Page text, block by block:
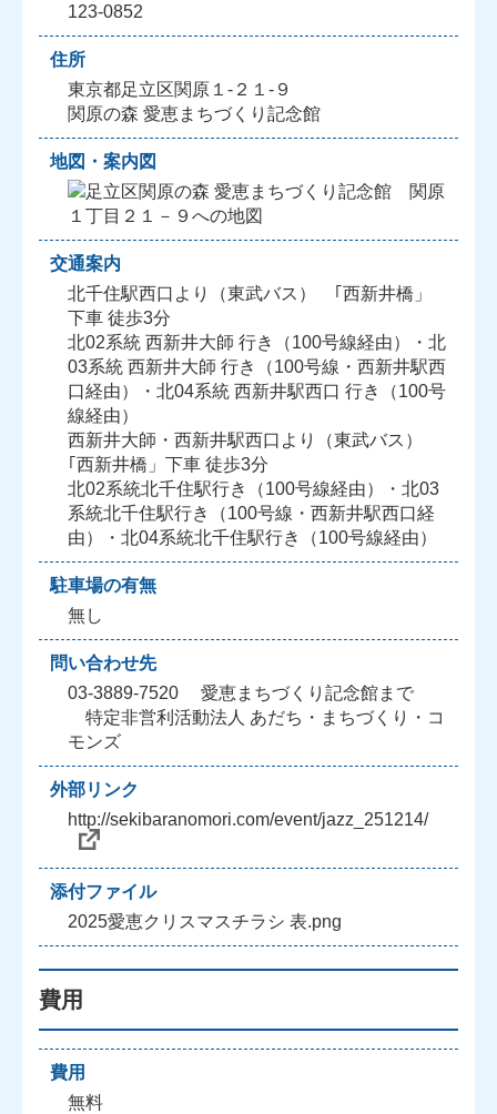
123-0852
住所
東京都足立区関原１-２１-９
関原の森 愛恵まちづくり記念館
地図・案内図
交通案内
北千住駅西口より（東武バス） ｢西新井橋」
下車 徒歩3分
北02系統 西新井大師 行き（100号線経由）・北
03系統 西新井大師 行き（100号線・西新井駅西
口経由）・北04系統 西新井駅西口 行き（100号
線経由）
西新井大師・西新井駅西口より（東武バス）
｢西新井橋」下車 徒歩3分
北02系統北千住駅行き（100号線経由）・北03
系統北千住駅行き（100号線・西新井駅西口経
由）・北04系統北千住駅行き（100号線経由）
駐車場の有無
無し
問い合わせ先
03-3889-7520 愛恵まちづくり記念館まで
特定非営利活動法人 あだち・まちづくり・コ
モンズ
外部リンク
http://sekibaranomori.com/event/jazz_251214/
添付ファイル
2025愛恵クリスマスチラシ 表.png
費用
費用
無料